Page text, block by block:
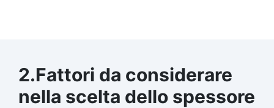
2.Fattori da considerare
nella scelta dello spessore